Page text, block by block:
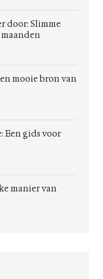
door: Slimme
mooie bron van
gids voor
manier van